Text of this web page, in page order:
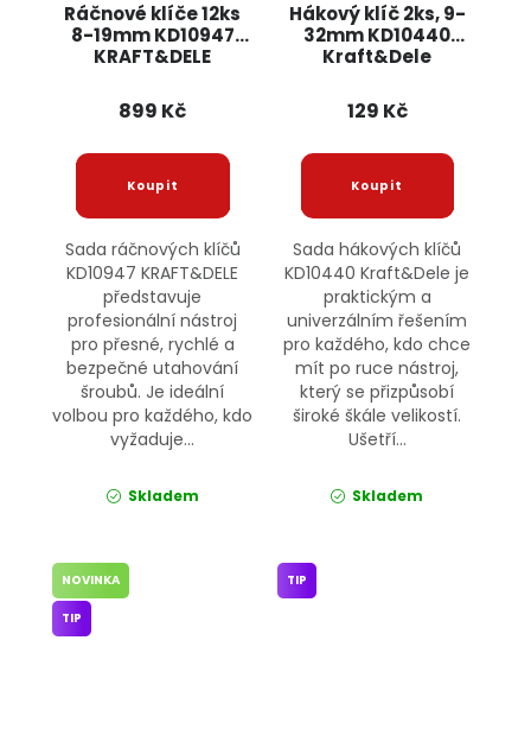
Ráčnové klíče 12ks
8-19mm KD10947
KRAFT&DELE
899 Kč
Sada ráčnových klíčů
KD10947 KRAFT&DELE
představuje
profesionální nástroj
pro přesné, rychlé a
bezpečné utahování
šroubů. Je ideální
volbou pro každého, kdo
vyžaduje...
Skladem
Hákový klíč 2ks, 9-
32mm KD10440
Kraft&Dele
129 Kč
Sada hákových klíčů
KD10440 Kraft&Dele je
praktickým a
univerzálním řešením
pro každého, kdo chce
mít po ruce nástroj,
který se přizpůsobí
široké škále velikostí.
Ušetří...
Skladem
NOVINKA
TIP
TIP